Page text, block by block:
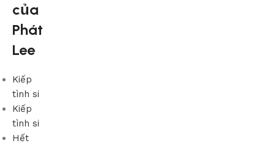
của
Phát
Lee
Kiếp
tình si
Kiếp
tình si
Hết